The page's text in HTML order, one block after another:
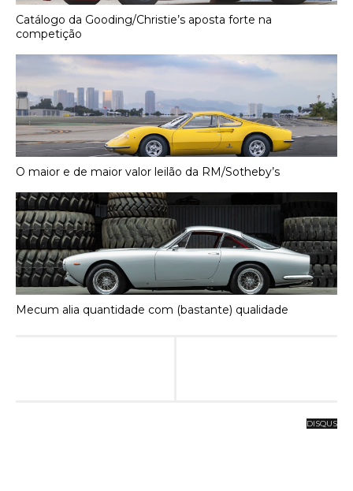
Catálogo da Gooding/Christie’s aposta forte na
competição
O maior e de maior valor leilão da RM/Sotheby’s
Mecum alia quantidade com (bastante) qualidade
DISQUS